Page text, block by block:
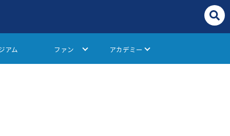
アム ファン アカデミー